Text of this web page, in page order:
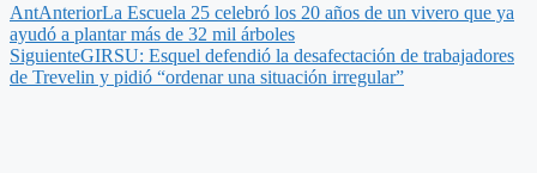
AntAnteriorLa Escuela 25 celebró los 20 años de un vivero que ya
ayudó a plantar más de 32 mil árboles
SiguienteGIRSU: Esquel defendió la desafectación de trabajadores
de Trevelin y pidió “ordenar una situación irregular”